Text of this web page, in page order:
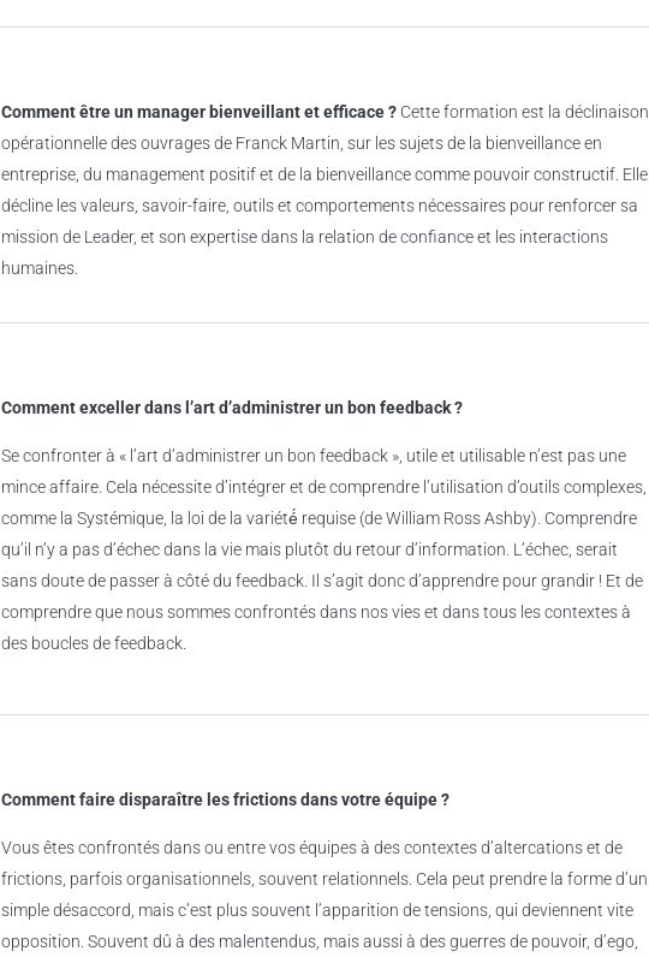
Comment être un manager bienveillant et efficace ?Cette formation est la déclinaison
opérationnelle des ouvrages de Franck Martin, sur les sujets de la bienveillance en
entreprise, du management positif et de la bienveillance comme pouvoir constructif. Elle
décline les valeurs, savoir-faire, outils et comportements nécessaires pour renforcer sa
mission de Leader, et son expertise dans la relation de confiance et les interactions
humaines.
Comment exceller dans l’art d’administrer un bon feedback ?
Se confronter à « l’art d’administrer un bon feedback », utile et utilisable n’est pas une
mince affaire. Cela nécessite d’intégrer et de comprendre l’utilisation d’outils complexes,
comme la Systémique, la loi de la variété́ requise (de William Ross Ashby). Comprendre
qu’il n’y a pas d’échec dans la vie mais plutôt du retour d’information. L’échec, serait
sans doute de passer à côté du feedback. Il s’agit donc d’apprendre pour grandir ! Et de
comprendre que nous sommes confrontés dans nos vies et dans tous les contextes à
des boucles de feedback.
Comment faire disparaître les frictions dans votre équipe ?
Vous êtes confrontés dans ou entre vos équipes à des contextes d’altercations et de
frictions, parfois organisationnels, souvent relationnels. Cela peut prendre la forme d’un
simple désaccord, mais c’est plus souvent l’apparition de tensions, qui deviennent vite
opposition. Souvent dû à des malentendus, mais aussi à des guerres de pouvoir, d’ego,